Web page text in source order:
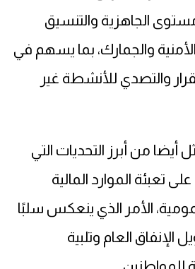
الجاهزية والتنسيق
والجمارك، بما يسهم في
والتصدي للأنشطة غير
أيضا من أبرز التحديات التي
تعبئة الموارد المالية
الأمر الذي ينعكس سلبًا
العام وتلبية